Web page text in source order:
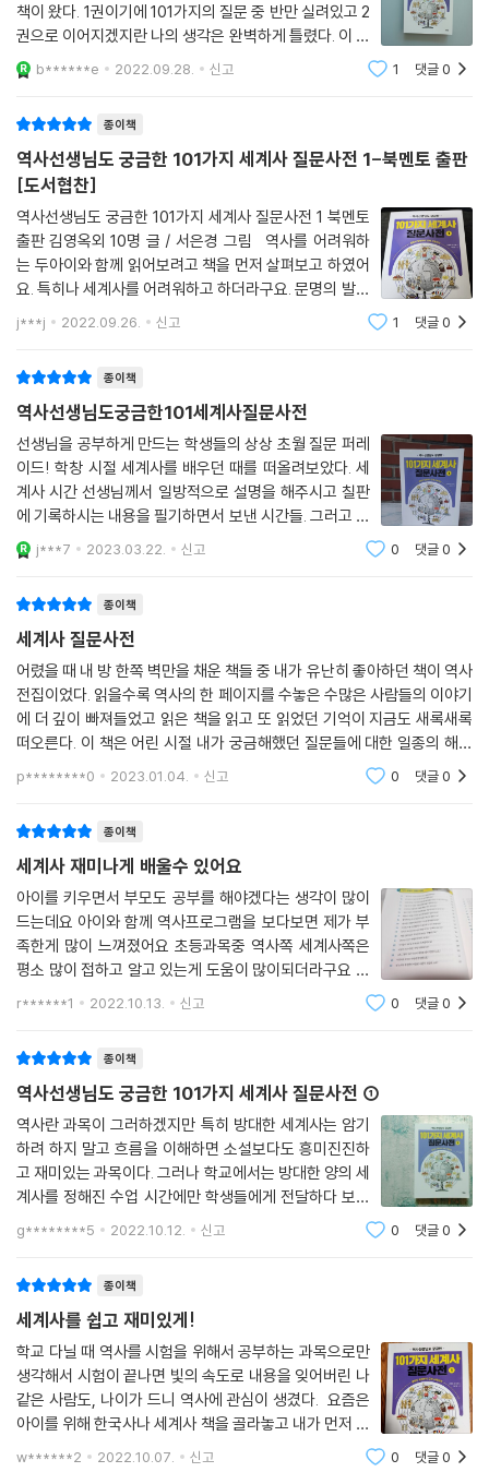
책이 왔다. 1권이기에 101가지의 질문 중 반만 실려있고 2
권으로 이어지겠지란 나의 생각은 완벽하게 틀렸다. 이 책
한 권에 101 가지 이야기가 알차게 실려있다!학창 시절,
학교에서 만난 역사는 흥미로웠지만 늘 평가(시험)에서
b******e 2022.09.28. 신고 1 댓글0
종이책
역사선생님도 궁금한 101가지 세계사 질문사전 1-북멘토 출판
[도서협찬]
역사선생님도 궁금한 101가지 세계사 질문사전 1 북멘토
출판 김영옥외 10명 글 / 서은경 그림 역사를 어려워하
는 두아이와 함께 읽어보려고 책을 먼저 살펴보고 하였어
요. 특히나 세계사를 어려워하고 하더라구요. 문명의 발생
부터 근세사회까지 포인트를 짚어줄 도서로 너무 좋을 책
을 만났네요. 역사가 어렵다고 하는 아이들이 쉽게 접근하
j***j 2022.09.26. 신고 1 댓글0
종이책
역사선생님도궁금한101세계사질문사전
선생님을 공부하게 만드는 학생들의 상상 초월 질문 퍼레
이드! 학창 시절 세계사를 배우던 때를 떠올려보았다. 세
계사 시간 선생님께서 일방적으로 설명을 해주시고 칠판
에 기록하시는 내용을 필기하면서 보낸 시간들. 그러고 나
서 중간고사, 기말고사를 치르면서 벼락치기 아닌 벼락치
기로 이론적인 내용들을 잊어버리고 말았던 게 문득 떠올
j***7 2023.03.22. 신고 0 댓글0
종이책
세계사 질문사전
어렸을 때 내 방 한쪽 벽만을 채운 책들 중 내가 유난히 좋아하던 책이 역사
전집이었다. 읽을수록 역사의 한 페이지를 수놓은 수많은 사람들의 이야기
에 더 깊이 빠져들었고 읽은 책을 읽고 또 읽었던 기억이 지금도 새록새록
떠오른다. 이 책은 어린 시절 내가 궁금해했던 질문들에 대한 일종의 해설
서같은 느낌이다. 세계사를 주제로 궁금해 할만한 101가지의 질문을 던지
고, 그와 관련
p********0 2023.01.04. 신고 0 댓글0
종이책
세계사 재미나게 배울수 있어요
아이를 키우면서 부모도 공부를 해야겠다는 생각이 많이
드는데요 아이와 함께 역사프로그램을 보다보면 제가 부
족한게 많이 느껴졌어요 초등과목중 역사쪽 세계사쪽은
평소 많이 접하고 알고 있는게 도움이 많이되더라구요 엄
마가 이미 많이 앍고 있으면 술술 말해줄테지만.. 그런 실
r******1 2022.10.13. 신고 0 댓글0
종이책
역사선생님도 궁금한 101가지 세계사 질문사전 ①
역사란 과목이 그러하겠지만 특히 방대한 세계사는 암기
하려 하지 말고 흐름을 이해하면 소설보다도 흥미진진하
고 재미있는 과목이다. 그러나 학교에서는 방대한 양의 세
계사를 정해진 수업 시간에만 학생들에게 전달하다 보니
세계의 역사가 이어진 이야기 형태가 아닌 사건 중심으로
중요 사건을 나열하는 것에 지나지 않아 학생들의 흥미를
g********5 2022.10.12. 신고 0 댓글0
종이책
세계사를 쉽고 재미있게!
학교 다닐 때 역사를 시험을 위해서 공부하는 과목으로만
생각해서 시험이 끝나면 빛의 속도로 내용을 잊어버린 나
같은 사람도, 나이가 드니 역사에 관심이 생겼다. 요즘은
아이를 위해 한국사나 세계사 책을 골라놓고 내가 먼저 읽
w******2 2022.10.07. 신고 0 댓글0